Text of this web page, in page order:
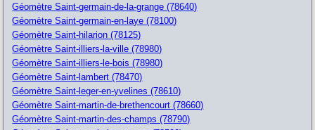
Géomètre Saint-germain-de-la-grange (78640)
Géomètre Saint-germain-en-laye (78100)
Géomètre Saint-hilarion (78125)
Géomètre Saint-illiers-la-ville (78980)
Géomètre Saint-illiers-le-bois (78980)
Géomètre Saint-lambert (78470)
Géomètre Saint-leger-en-yvelines (78610)
Géomètre Saint-martin-de-brethencourt (78660)
Géomètre Saint-martin-des-champs (78790)